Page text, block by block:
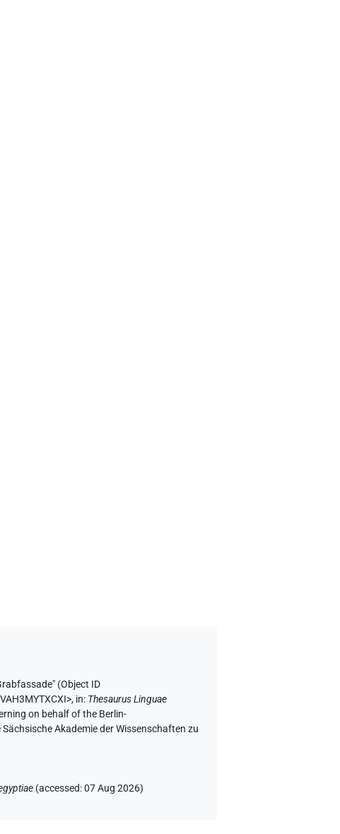
(Object ID
, in: Thesaurus Linguae
on behalf of the Berlin-
Akademie der Wissenschaften zu
(accessed:07 Aug 2026)